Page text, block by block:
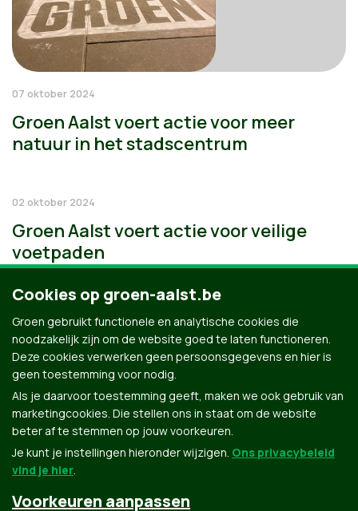
07 oktober 2024
Groen Aalst voert actie voor meer
natuur in het stadscentrum
02 oktober 2024
Groen Aalst voert actie voor veilige
voetpaden
Cookies op groen-aalst.be
Groen gebruikt functionele en analytische cookies die
noodzakelijk zijn om de website goed te laten functioneren.
Deze cookies verwerken geen persoonsgegevens en hier is
geen toestemming voor nodig.
Als je daarvoor toestemming geeft, maken we ook gebruik van
marketingcookies. Die stellen ons in staat om de website
beter af te stemmen op jouw voorkeuren.
Je kunt je instellingen hieronder wijzigen. Ons privacybeleid
vind je hier.
Voorkeuren aanpassen